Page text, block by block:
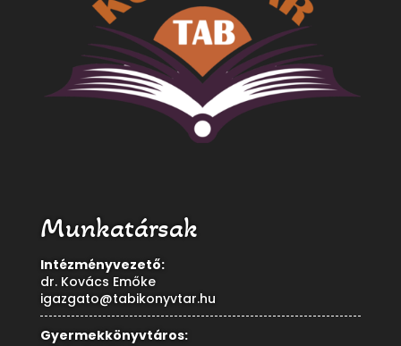
Munkatársak
Intézményvezető:
dr. Kovács Emőke
igazgato@tabikonyvtar.hu
Gyermekkönyvtáros: